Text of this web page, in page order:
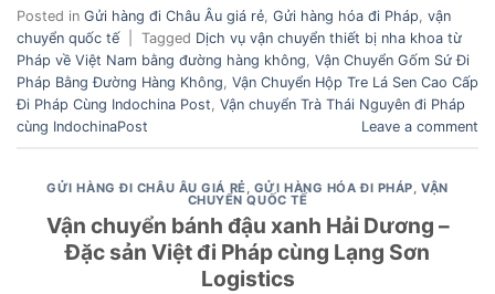
Posted in Gửi hàng đi Châu Âu giá rẻ Gửi hàng hóa đi Pháp vận
chuyển quốc tế
Tagged Dịch vụ vận chuyển thiết bị nha khoa từ
Pháp về Việt Nam bằng đường hàng không Vận Chuyển Gốm Sứ Đi
Pháp Bằng Đường Hàng Không Vận Chuyển Hộp Tre Lá Sen Cao Cấp
Đi Pháp Cùng Indochina Post Vận chuyển Trà Thái Nguyên đi Pháp
cùng IndochinaPost
Leave a comment
GỬI HÀNG ĐI CHÂU ÂU GIÁ RẺ GỬI HÀNG HÓA ĐI PHÁP ,VẬN
CHUYỂN QUỐC TẾ
Vận chuyển bánh đậu xanh Hải Dương –
Đặc sản Việt đi Pháp cùng Lạng Sơn
Logistics